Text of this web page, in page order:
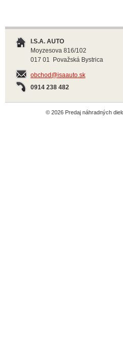
I.S.A. AUTO
Moyzesova 816/102
017 01 Považská Bystrica
obchod@isaauto.sk
0914 238 482
© 2026 Predaj náhradných